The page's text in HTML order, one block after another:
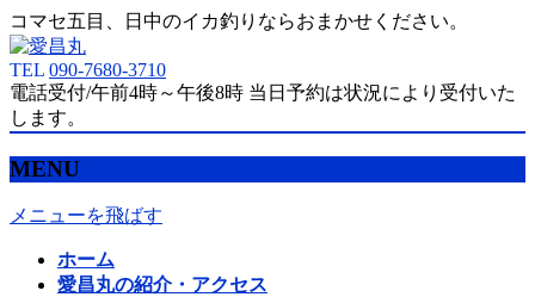
コマセ五目、日中のイカ釣りならおまかせください。
TEL 090-7680-3710
電話受付/午前4時～午後8時 当日予約は状況により受付いた
します。
MENU
メニューを飛ばす
ホーム
愛昌丸の紹介・アクセス